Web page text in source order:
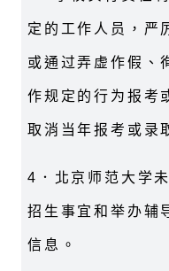
定的工作人员，严
或通过弄虚作假、
作规定的行为报考
取消当年报考或录
4．北京师范大学
招生事宜和举办辅
信息。